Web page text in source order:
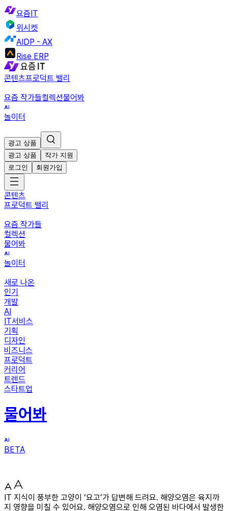
요즘IT
위시켓
AIDP - AX
Rise ERP
콘텐츠프로덕트 밸리
요즘 작가들컬렉션물어봐
놀이터
광고 상품
광고 상품
작가 지원
로그인
회원가입
콘텐츠
프로덕트 밸리
요즘 작가들
컬렉션
물어봐
놀이터
새로 나온
인기
개발
AI
IT서비스
기획
디자인
비즈니스
프로덕트
커리어
트렌드
스타트업
물어봐
BETA
IT 지식이 풍부한 고양이 ‘요고’가 답변해 드려요. 해양오염은 육지까
지 영향을 미칠 수 있어요. 해양오염으로 인해 오염된 바다에서 발생한